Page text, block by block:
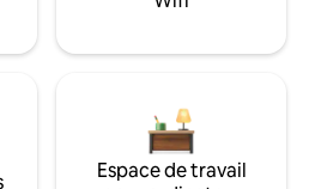
Espace de travail